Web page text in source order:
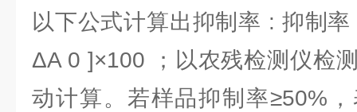
以下公式计算出抑制率 : 抑制
ΔΑ 0 ]×100 ；以农残检测仪检
动计算。若样品抑制率≥50%